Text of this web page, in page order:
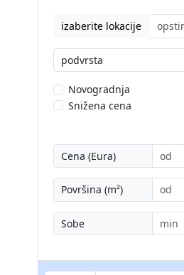
izaberite lokacije
podvrsta
Novogradnja
Snižena cena
Cena (Eura)
Površina (m²)
Sobe